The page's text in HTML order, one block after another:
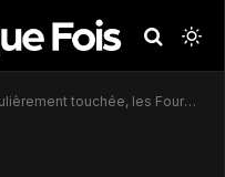
Fourons confrontés aux « pires inondations »